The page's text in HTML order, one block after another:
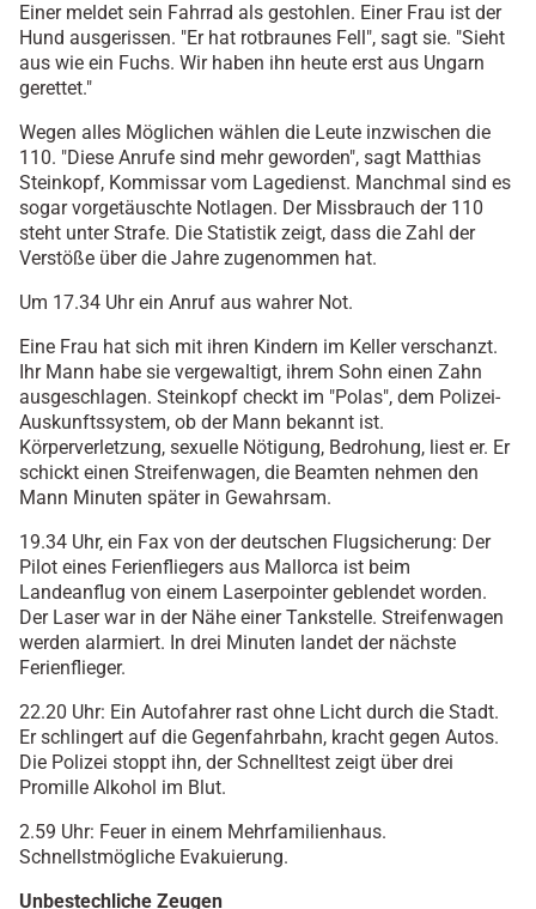
Einer meldet sein Fahrrad als gestohlen. Einer Frau ist der
Hund ausgerissen. "Er hat rotbraunes Fell", sagt sie. "Sieht
aus wie ein Fuchs. Wir haben ihn heute erst aus Ungarn
gerettet."
Wegen alles Möglichen wählen die Leute inzwischen die
110. "Diese Anrufe sind mehr geworden", sagt Matthias
Steinkopf, Kommissar vom Lagedienst. Manchmal sind es
sogar vorgetäuschte Notlagen. Der Missbrauch der 110
steht unter Strafe. Die Statistik zeigt, dass die Zahl der
Verstöße über die Jahre zugenommen hat.
Um 17.34 Uhr ein Anruf aus wahrer Not.
Eine Frau hat sich mit ihren Kindern im Keller verschanzt.
Ihr Mann habe sie vergewaltigt, ihrem Sohn einen Zahn
ausgeschlagen. Steinkopf checkt im "Polas", dem Polizei-
Auskunftssystem, ob der Mann bekannt ist.
Körperverletzung, sexuelle Nötigung, Bedrohung, liest er. Er
schickt einen Streifenwagen, die Beamten nehmen den
Mann Minuten später in Gewahrsam.
19.34 Uhr, ein Fax von der deutschen Flugsicherung: Der
Pilot eines Ferienfliegers aus Mallorca ist beim
Landeanflug von einem Laserpointer geblendet worden.
Der Laser war in der Nähe einer Tankstelle. Streifenwagen
werden alarmiert. In drei Minuten landet der nächste
Ferienflieger.
22.20 Uhr: Ein Autofahrer rast ohne Licht durch die Stadt.
Er schlingert auf die Gegenfahrbahn, kracht gegen Autos.
Die Polizei stoppt ihn, der Schnelltest zeigt über drei
Promille Alkohol im Blut.
2.59 Uhr: Feuer in einem Mehrfamilienhaus.
Schnellstmögliche Evakuierung.
Unbestechliche Zeugen